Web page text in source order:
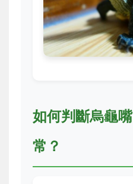
如何判斷烏龜
常？